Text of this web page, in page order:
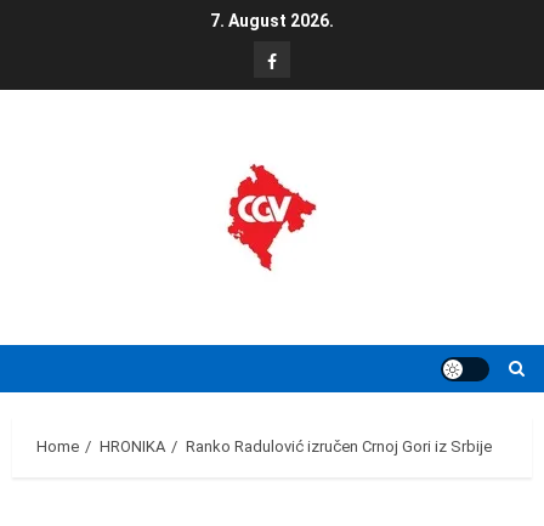
7. August 2026.
FB
Home HRONIKA Ranko Radulović izručen Crnoj Gori iz Srbije